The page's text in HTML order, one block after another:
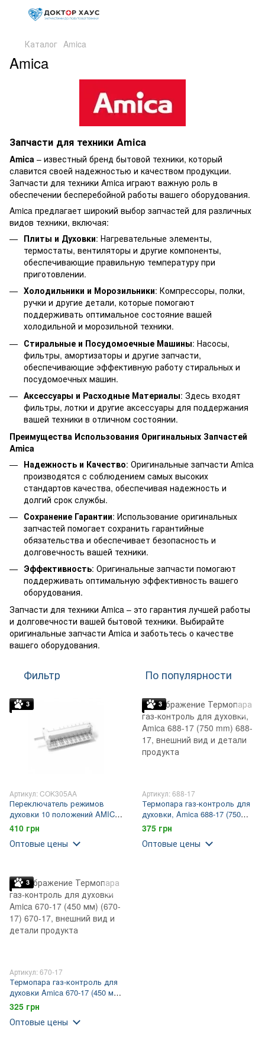
Каталог Amica
Amica
Запчасти для техники Amica
Amica – известный бренд бытовой техники, который
славится своей надежностью и качеством продукции.
Запчасти для техники Amica играют важную роль в
обеспечении бесперебойной работы вашего оборудования.
Amica предлагает широкий выбор запчастей для различных
видов техники, включая:
Плиты и Духовки: Нагревательные элементы,
термостаты, вентиляторы и другие компоненты,
обеспечивающие правильную температуру при
приготовлении.
Холодильники и Морозильники: Компрессоры, полки,
ручки и другие детали, которые помогают
поддерживать оптимальное состояние вашей
холодильной и морозильной техники.
Стиральные и Посудомоечные Машины: Насосы,
фильтры, амортизаторы и другие запчасти,
обеспечивающие эффективную работу стиральных и
посудомоечных машин.
Аксессуары и Расходные Материалы: Здесь входят
фильтры, лотки и другие аксессуары для поддержания
вашей техники в отличном состоянии.
Преимущества Использования Оригинальных Запчастей
Amica
Надежность и Качество: Оригинальные запчасти Amica
производятся с соблюдением самых высоких
стандартов качества, обеспечивая надежность и
долгий срок службы.
Сохранение Гарантии: Использование оригинальных
запчастей помогает сохранить гарантийные
обязательства и обеспечивает безопасность и
долговечность вашей техники.
Эффективность: Оригинальные запчасти помогают
поддерживать оптимальную эффективность вашего
оборудования.
Запчасти для техники Amica – это гарантия лучшей работы
и долговечности вашей бытовой техники. Выбирайте
оригинальные запчасти Amica и заботьтесь о качестве
вашего оборудования.
Фильтр По популярности
3
Артикул: COK305AA
Переключатель режимов
духовки 10 положений AMICA
Hansa (8001684, 19HE002)
(COK305AA)
410 грн
Оптовые цены
3
Артикул: 688-17
Термопара газ-контроль для
духовки, Amica 688-17 (750
mm)
375 грн
Оптовые цены
3
Артикул: 670-17
Термопара газ-контроль для
духовки Amica 670-17 (450 мм)
(670-17)
325 грн
Оптовые цены